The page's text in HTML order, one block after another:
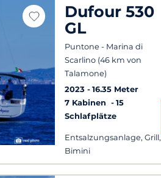
Dufour 530
GL
Puntone - Marina di
Scarlino (46 km von
Talamone)
2023
16.35 Meter
7 Kabinen
15
Schlafplätze
Entsalzungsanlage, Grill,
Bimini